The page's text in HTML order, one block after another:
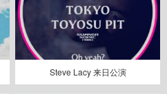
Steve Lacy 来日公演